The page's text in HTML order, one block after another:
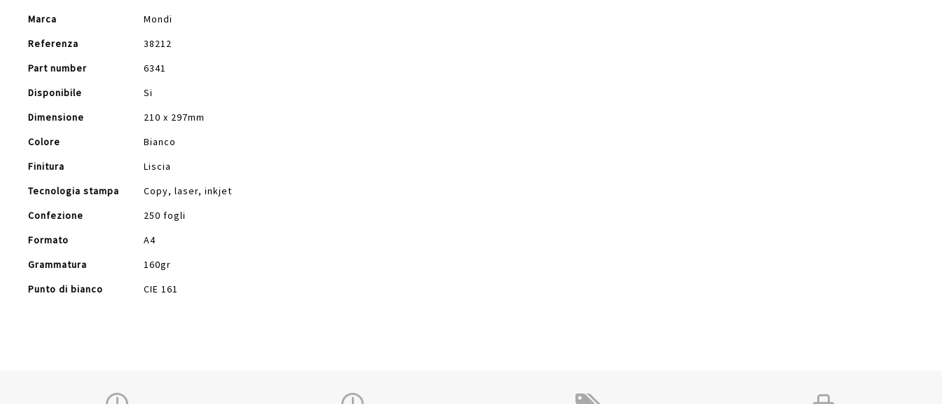
Marca
Mondi
Referenza
38212
Part number
6341
Disponibile
Si
Dimensione
210 x 297mm
Colore
Bianco
Finitura
Liscia
Tecnologia stampa
Copy, laser, inkjet
Confezione
250 fogli
Formato
A4
Grammatura
160gr
Punto di bianco
CIE 161